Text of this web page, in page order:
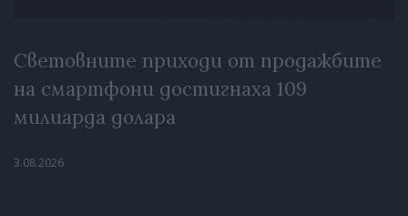
Световните приходи от продажбите
на смартфони достигнаха 109
милиарда долара
3.08.2026